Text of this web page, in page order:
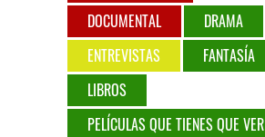
DOCUMENTAL
DRAMA
ENTREVISTAS
FANTASÍA
LIBROS
PELÍCULAS QUE TIENES QUE VER